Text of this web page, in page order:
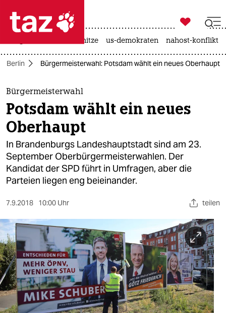
 taz zahl ich
taz zahl ich
themen
politik
öko
gesellschaft
kultur
sport
berlin
nord
wahrheit
verlag

taz zahl ich
hitze us-demokraten nahost-konflikt
Berlin Bürgermeisterwahl: Potsdam wählt ein neues Oberhaupt
Bürgermeisterwahl
Potsdam wählt ein neues
Oberhaupt
In Brandenburgs Landeshauptstadt sind am 23.
September Oberbürgermeisterwahlen. Der
Kandidat der SPD führt in Umfragen, aber die
Parteien liegen eng beieinander.
7.9.2018 10:00 Uhr teilen